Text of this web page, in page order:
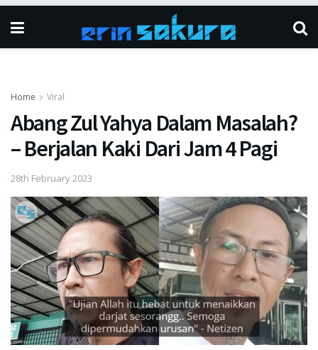
Home Viral
Abang Zul Yahya Dalam Masalah?
– Berjalan Kaki Dari Jam 4 Pagi
28th February 2023